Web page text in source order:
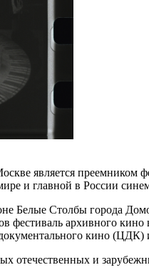
является преемником
и главной в России
Белые Столбы города
фестиваль архивного
кино (ЦДК)
отечественных и